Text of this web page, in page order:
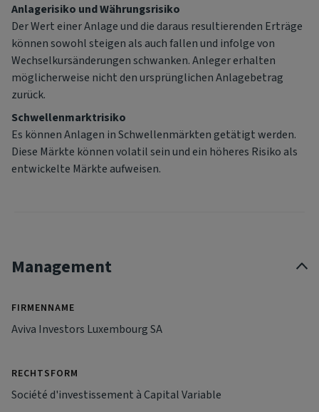
Anlagerisiko und Währungsrisiko
Der Wert einer Anlage und die daraus resultierenden Erträge
können sowohl steigen als auch fallen und infolge von
Wechselkursänderungen schwanken. Anleger erhalten
möglicherweise nicht den ursprünglichen Anlagebetrag
zurück.
Schwellenmarktrisiko
Es können Anlagen in Schwellenmärkten getätigt werden.
Diese Märkte können volatil sein und ein höheres Risiko als
entwickelte Märkte aufweisen.
Management
FIRMENNAME
Aviva Investors Luxembourg SA
RECHTSFORM
Société d'investissement à Capital Variable